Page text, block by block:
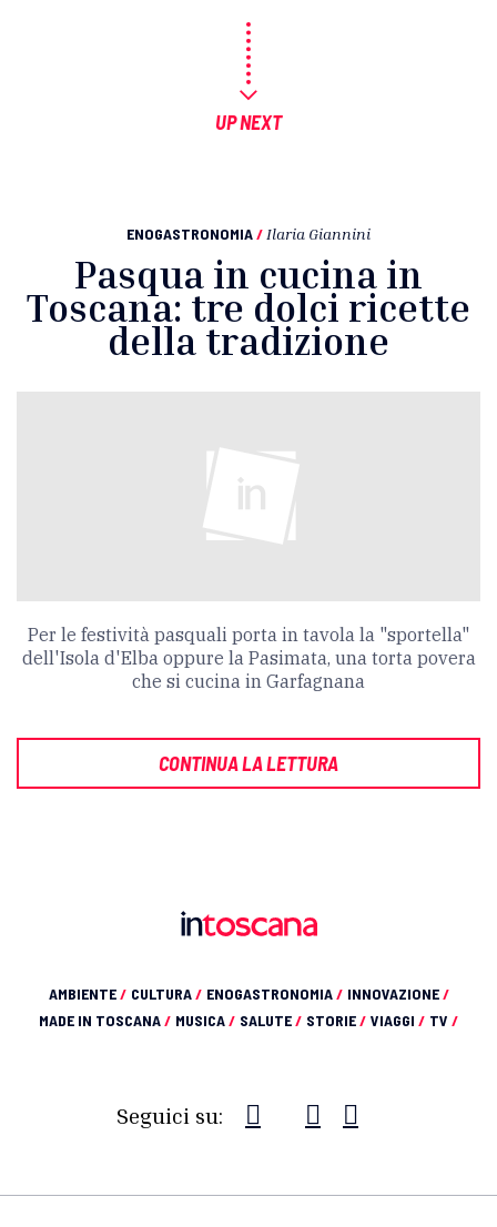
UP NEXT
ENOGASTRONOMIA/ Ilaria Giannini
Pasqua in cucina in
Toscana: tre dolci ricette
della tradizione
Per le festività pasquali porta in tavola la "sportella"
dell'Isola d'Elba oppure la Pasimata, una torta povera
che si cucina in Garfagnana
CONTINUA LA LETTURA
AMBIENTE/ CULTURA/ ENOGASTRONOMIA/ INNOVAZIONE/
MADE IN TOSCANA/ MUSICA/ SALUTE/ STORIE/ VIAGGI / TV /
Seguici su: